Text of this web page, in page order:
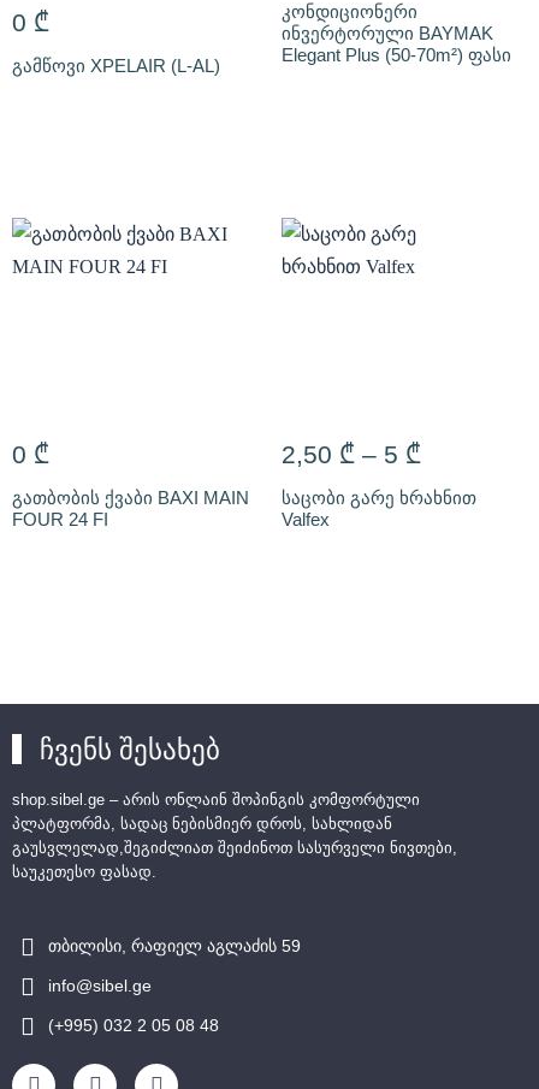
0 ₾
გამწოვი XPELAIR (L-AL)
კონდიციონერი
ინვერტორული BAYMAK
Elegant Plus (50-70m²) ფასი
0 ₾
გათბობის ქვაბი BAXI MAIN
FOUR 24 FI
2,50 ₾ – 5 ₾
საცობი გარე ხრახნით
Valfex
ჩვენს შესახებ
shop.sibel.ge – არის ონლაინ შოპინგის კომფორტული
პლატფორმა, სადაც ნებისმიერ დროს, სახლიდან
გაუსვლელად,შეგიძლიათ შეიძინოთ სასურველი ნივთები,
საუკეთესო ფასად.
თბილისი, რაფიელ აგლაძის 59
info@sibel.ge
(+995) 032 2 05 08 48